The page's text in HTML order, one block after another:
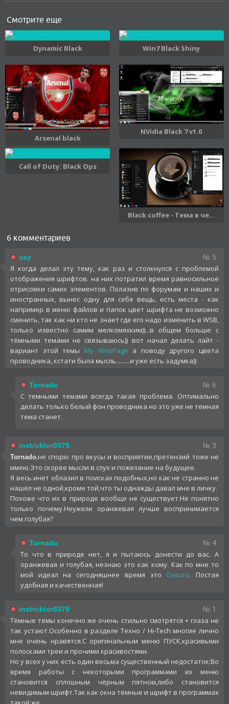
Смотрите еще
Dynamic Black Win7 Black Shiny
Arsenal black
NVidia Black 7 v1.0
Call of Duty: Black Ops
Black coffee - Тема в че...
6 комментариев
vay № 5
Я когда делал эту тему, как раз и столкнулся с проблемой
отображения шрифтов. на них потратил время равносильное
отрисовки самих элементов. Полазив по форумам и наших и
иностранных, вынес одну для себя вещь, есть места - как
например в меню файлов и папок цвет шрифта не возможно
сменить, так как ни кто не знает где его надо изменить в WSB,
только известно самим мелкомяхким))...в общем больше с
тёмными темами не связываюсь)) вот начал делать лайт -
вариант этой темы My WebPage а поводу другого цвета
проводника, кстати была мысль.........и уже есть задумка))
Tornado № 6
С темными темами всегда такая проблема. Оптимально
делать только белый фон проводника но это уже не темная
тема станет.
instruktor9379 № 3
Tornado ,не спорю про вкусы и восприятие,претензий тоже не
имею.Это скорее мысли в слух и пожелание на будущее.
Я весь инет облазил в поисках подобных,но как не странно не
нашёл не одной,кроме той,что ты однажды давал мне в личку.
Похоже что их в природе вообще не существует.Не понятно
только почему.Неужели оранжевая лучше воспринимается
чем голубая?
Tornado № 4
То что в природе нет, я и пытаюсь донести до вас. А
оранжевая и голубая, незнаю это как кому. Как по мне то
мой идеал на сегодняшнее время это Osituro. Постая
удобная и качественная!
instruktor9379 № 1
Тёмные темы конечно же очень стильно смотрятся + глаза не
так устают.Особенно в разделе Техно / Hi-Tech многие лично
мне очень нравятся.С оригинальным меню ПУСК,красивыми
полосками треи и прочими красивостями.
Но у всех у них есть один весьма существенный недостаток:Во
время работы с некоторыми программами их меню
становится сплошным чёрным пятном,либо становится
невидимым шрифт.Так как окна тёмные и шрифт в программах